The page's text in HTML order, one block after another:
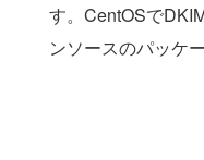
す。CentOSで
ンソースのパッケ